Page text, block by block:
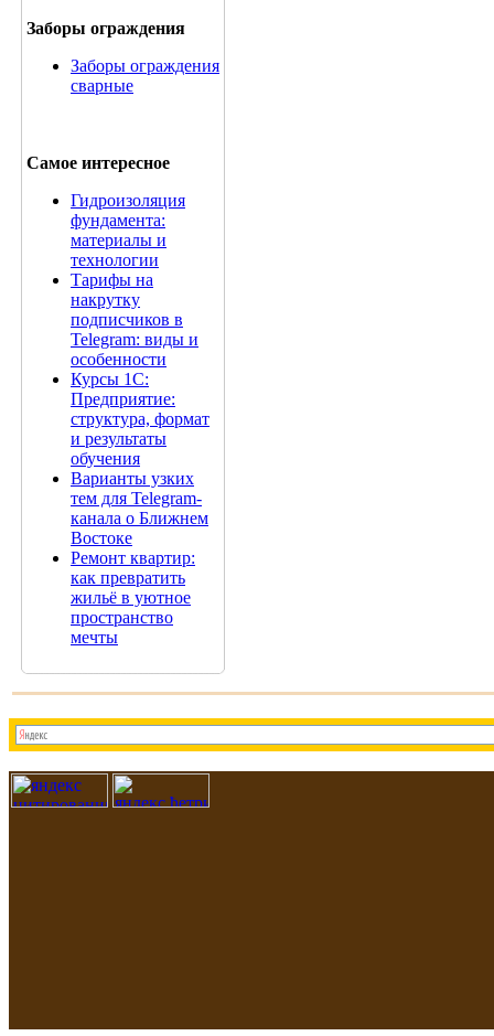
Заборы ограждения
Заборы ограждения
сварные
Самое интересное
Гидроизоляция
фундамента:
материалы и
технологии
Тарифы на
накрутку
подписчиков в
Telegram: виды и
особенности
Курсы 1С:
Предприятие:
структура, формат
и результаты
обучения
Варианты узких
тем для Telegram-
канала о Ближнем
Востоке
Ремонт квартир:
как превратить
жильё в уютное
пространство
мечты